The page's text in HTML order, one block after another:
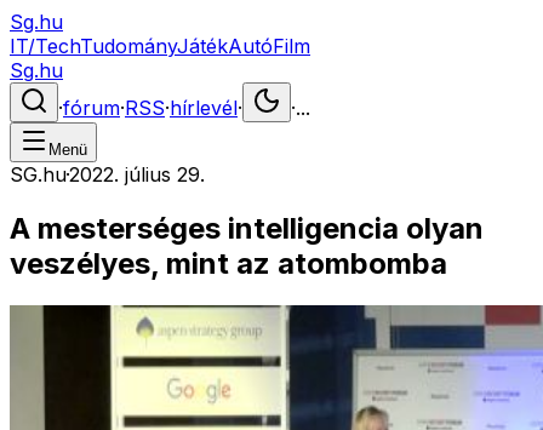
Sg.hu
IT/TechTudományJátékAutóFilm
Sg.hu
·fórum·RSS·hírlevél· ·...
Menü
SG.hu·2022. július 29.
A mesterséges intelligencia olyan
veszélyes, mint az atombomba